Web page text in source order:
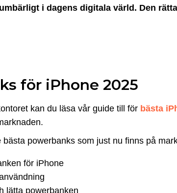
i dagens digitala värld. Den
för iPhone 2025
kan du läsa vår guide till för bästa
powerbanks som just nu finns på
för iPhone
lätta powerbanken